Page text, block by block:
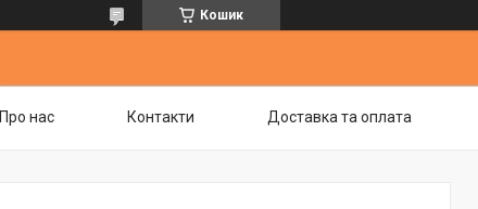
Кошик
Про нас Контакти Доставка та оплата